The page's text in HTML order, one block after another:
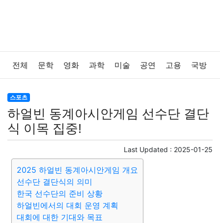
전체 문학 영화 과학 미술 공연 고용 국방
법률
보건 질병 가요 방송 일상 주식 암호화폐
반려동물 패션 미용
증권 인테리어 요리 상품리뷰
게임 스포츠 사진 대출
스포츠
하얼빈 동계아시안게임 선수단 결단
식 이목 집중!
Last Updated : 2025-01-25
2025 하얼빈 동계아시안게임 개요
선수단 결단식의 의미
한국 선수단의 준비 상황
하얼빈에서의 대회 운영 계획
대회에 대한 기대와 목표